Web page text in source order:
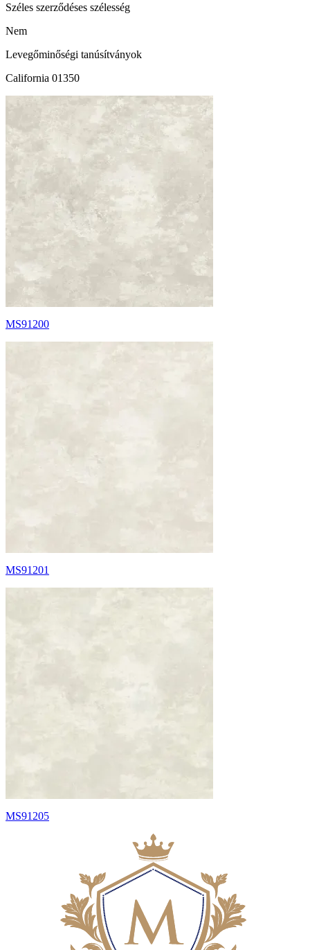
Széles szerződéses szélesség
Nem
Levegőminőségi tanúsítványok
California 01350
MS91200
MS91201
MS91205